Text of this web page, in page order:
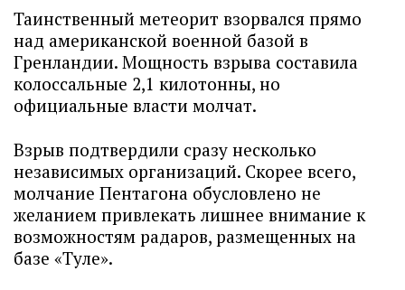
Таинственный метеорит взорвался прямо
над американской военной базой в
Гренландии. Мощность взрыва составила
колоссальные 2,1 килотонны, но
официальные власти молчат.
Взрыв подтвердили сразу несколько
независимых организаций. Скорее всего,
молчание Пентагона обусловлено не
желанием привлекать лишнее внимание к
возможностям радаров, размещенных на
базе «Туле».